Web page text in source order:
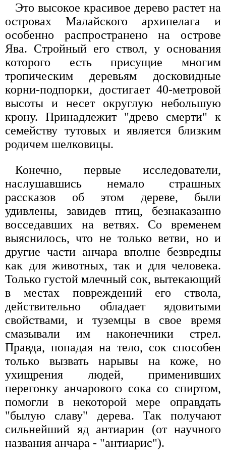
Это высокое красивое дерево растет на
островах Малайского архипелага и
особенно распространено на острове
Ява. Стройный его ствол, у основания
которого есть присущие многим
тропическим деревьям досковидные
корни-подпорки, достигает 40-метровой
высоты и несет округлую небольшую
крону. Принадлежит "древо смерти" к
семейству тутовых и является близким
родичем шелковицы.
Конечно, первые исследователи,
наслушавшись немало страшных
рассказов об этом дереве, были
удивлены, завидев птиц, безнаказанно
восседавших на ветвях. Со временем
выяснилось, что не только ветви, но и
другие части анчара вполне безвредны
как для животных, так и для человека.
Только густой млечный сок, вытекающий
в местах повреждений его ствола,
действительно обладает ядовитыми
свойствами, и туземцы в свое время
смазывали им наконечники стрел.
Правда, попадая на тело, сок способен
только вызвать нарывы на коже, но
ухищрения людей, применивших
перегонку анчарового сока со спиртом,
помогли в некоторой мере оправдать
"былую славу" дерева. Так получают
сильнейший яд антиарин (от научного
названия анчара - "антиарис").